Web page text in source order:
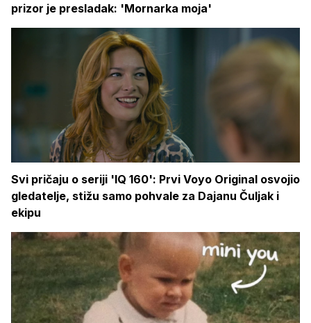
prizor je presladak: 'Mornarka moja'
Svi pričaju o seriji 'IQ 160': Prvi Voyo Original osvojio
gledatelje, stižu samo pohvale za Dajanu Čuljak i
ekipu